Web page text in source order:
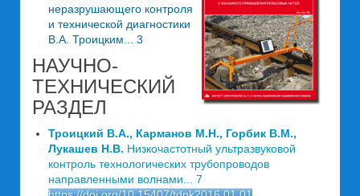
неразрушающего контроля
и технической диагностики
В.А. Троицким... 3
НАУЧНО-
ТЕХНИЧЕСКИЙ
РАЗДЕЛ
Троицкий В.А., Карманов М.Н., Горбик В.М.,
Лукашев Н.В. Низкочастотный ультразвуковой
контроль технологических трубопроводов
направленными волнами... 7